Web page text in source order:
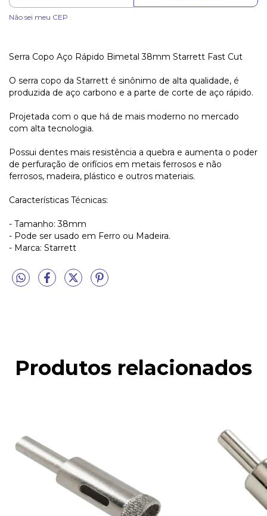
Não sei meu CEP
Serra Copo Aço Rápido Bimetal 38mm Starrett Fast Cut
O serra copo da Starrett é sinônimo de alta qualidade, é
produzida de aço carbono e a parte de corte de aço rápido.
Projetada com o que há de mais moderno no mercado
com alta tecnologia.
Possui dentes mais resistência a quebra e aumenta o poder
de perfuração de orifícios em metais ferrosos e não
ferrosos, madeira, plástico e outros materiais.
Características Técnicas:
- Tamanho: 38mm
- Pode ser usado em Ferro ou Madeira.
- Marca: Starrett
Produtos relacionados